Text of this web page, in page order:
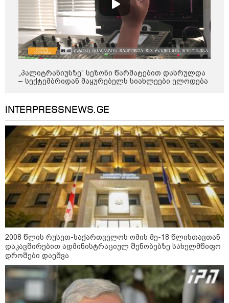
23:40 / 07-08-2026
იტალიამ ყველა ქალაქში
განგაშის წითელი დონე
გამოაცხადა
14 წლის მოზარდმა საკუთარი
პაპა და ბებია მოკლა, შემდეგ კი
სკოლაში ცეცხლი გახსნა - რა
დეტალები ხდება ცნობილი
ბანგკოკში მომხდარი
ტრაგედიიდან
13:24 / 07-08-2026
ევროპაში საწვავის ფასები
მკვეთრად შეიცვალა - რომელ
ქვეყნებშია ბენზინი ყველაზე
ძვირი და ყველაზე იაფი
09:05 / 07-08-2026
ცნობილ "ტიკტოკერს" ლაივის
დროს ესროლეს, ის ადგილზე
გარდაიცვალა - რას ამბობს
მომხდარზე მექსიკის პოლიცია
„პალიტრანიუსზე“ სეზონი წარმატებით დასრულდა
– სექტემბრიდან მაყურებელს სიახლეები ელოდება
INTERPRESSNEWS.GE
2008 წლის რუსეთ-საქართველოს ომის მე-18 წლისთავთან
დაკავშირებით ადმინისტრაციულ შენობებზე სახელმწიფო
დროშები დაეშვა